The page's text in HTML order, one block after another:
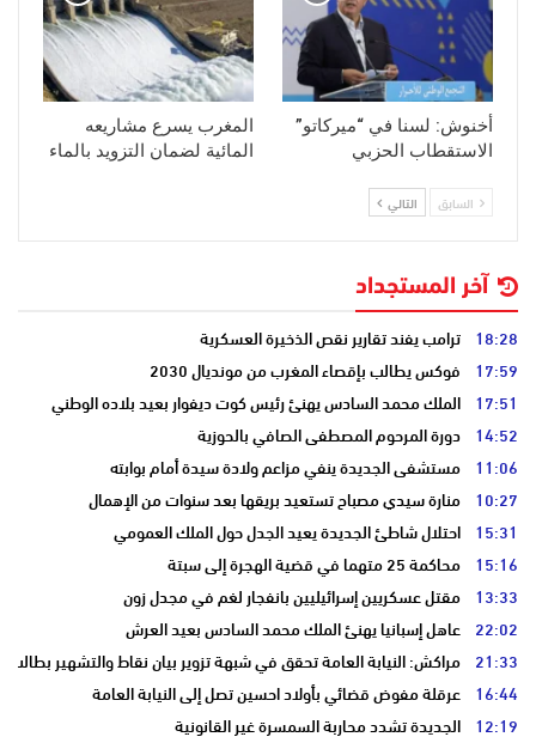
أخنوش: لسنا في “ميركاتو”
الاستقطاب الحزبي
المغرب يسرع مشاريعه
المائية لضمان التزويد بالماء
السابق التالي
آخر المستجداد
18:28 ترامب يفند تقارير نقص الذخيرة العسكرية
17:59 فوكس يطالب بإقصاء المغرب من مونديال 2030
17:51 الملك محمد السادس يهنئ رئيس كوت ديفوار بعيد بلاده الوطني
14:52 دورة المرحوم المصطفى الصافي بالحوزية
11:06 مستشفى الجديدة ينفي مزاعم ولادة سيدة أمام بوابته
10:27 منارة سيدي مصباح تستعيد بريقها بعد سنوات من الإهمال
15:31 احتلال شاطئ الجديدة يعيد الجدل حول الملك العمومي
15:16 محاكمة 25 متهما في قضية الهجرة إلى سبتة
13:33 مقتل عسكريين إسرائيليين بانفجار لغم في مجدل زون
22:02 عاهل إسبانيا يهنئ الملك محمد السادس بعيد العرش
21:33 مراكش: النيابة العامة تحقق في شبهة تزوير بيان نقاط والتشهير بطالب
16:44 عرقلة مفوض قضائي بأولاد احسين تصل إلى النيابة العامة
12:19 الجديدة تشدد محاربة السمسرة غير القانونية